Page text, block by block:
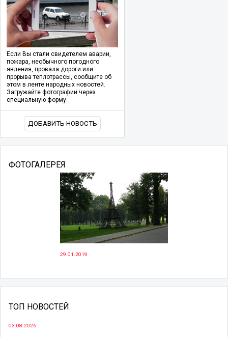
Если Вы стали свидетелем аварии,
пожара, необычного погодного
явления, провала дороги или
прорыва теплотрассы, сообщите об
этом в ленте народных новостей.
Загружайте фотографии через
специальную форму.
ДОБАВИТЬ НОВОСТЬ
ФОТОГАЛЕРЕЯ
29.01.2019
ТОП НОВОСТЕЙ
03.08.2026